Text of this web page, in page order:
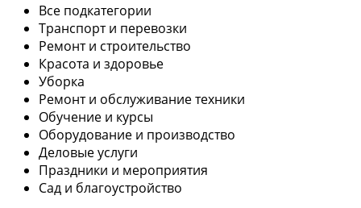
Все подкатегории
Транспорт и перевозки
Ремонт и строительство
Красота и здоровье
Уборка
Ремонт и обслуживание техники
Обучение и курсы
Оборудование и производство
Деловые услуги
Праздники и мероприятия
Сад и благоустройство